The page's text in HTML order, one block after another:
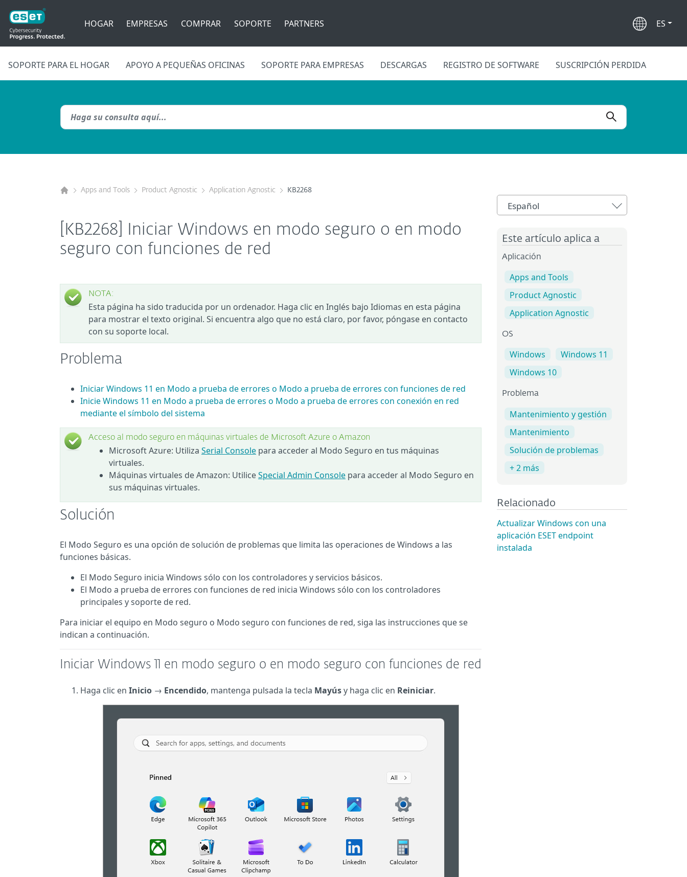
HOGAR EMPRESAS COMPRAR SOPORTE PARTNERS ES
SOPORTE PARA EL HOGAR APOYO A PEQUEÑAS OFICINAS SOPORTE PARA EMPRESAS DESCARGAS REGISTRO DE SOFTWARE SUSCRIPCIÓN PERDIDA
Apps and Tools Product Agnostic Application Agnostic KB2268
[KB2268] Iniciar Windows en modo seguro o en modo
seguro con funciones de red
NOTA:
Esta página ha sido traducida por un ordenador. Haga clic en Inglés bajo Idiomas en esta página
para mostrar el texto original. Si encuentra algo que no está claro, por favor, póngase en contacto
con su soporte local.
Problema
Iniciar Windows 11 en Modo a prueba de errores o Modo a prueba de errores con funciones de red
Inicie Windows 11 en Modo a prueba de errores o Modo a prueba de errores con conexión en red
mediante el símbolo del sistema
Acceso al modo seguro en máquinas virtuales de Microsoft Azure o Amazon
Microsoft Azure: Utiliza Serial Console para acceder al Modo Seguro en tus máquinas
virtuales.
Máquinas virtuales de Amazon: UtiliceSpecial Admin Console para acceder al Modo Seguro en
sus máquinas virtuales.
Solución
El Modo Seguro es una opción de solución de problemas que limita las operaciones de Windows a las
funciones básicas.
El Modo Seguro inicia Windows sólo con los controladores y servicios básicos.
El Modo a prueba de errores con funciones de red inicia Windows sólo con los controladores
principales y soporte de red.
Para iniciar el equipo en Modo seguro o Modo seguro con funciones de red, siga las instrucciones que se
indican a continuación.
Iniciar Windows 11 en modo seguro o en modo seguro con funciones de red
Haga clic en Inicio → Encendido, mantenga pulsada la tecla Mayúsy haga clic en Reiniciar.
Español
Este artículo aplica a
Aplicación
Apps and Tools
Product Agnostic
Application Agnostic
OS
Windows
Windows 11
Windows 10
Problema
Mantenimiento y gestión
Mantenimiento
Solución de problemas
+ 2 más
Relacionado
Actualizar Windows con una
aplicación ESET endpoint
instalada